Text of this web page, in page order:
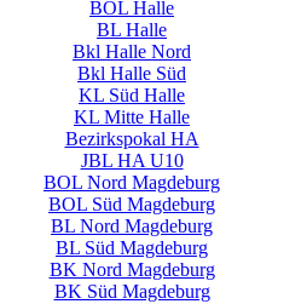
BOL Halle
BL Halle
Bkl Halle Nord
Bkl Halle Süd
KL Süd Halle
KL Mitte Halle
Bezirkspokal HA
JBL HA U10
BOL Nord Magdeburg
BOL Süd Magdeburg
BL Nord Magdeburg
BL Süd Magdeburg
BK Nord Magdeburg
BK Süd Magdeburg